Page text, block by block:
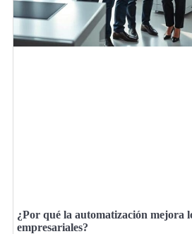
¿Por qué la automatización mejora
empresariales?